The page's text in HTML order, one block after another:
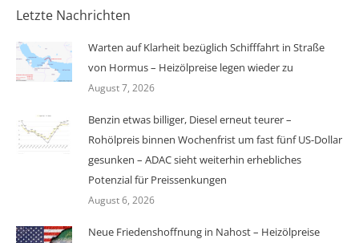
Letzte Nachrichten
Warten auf Klarheit bezüglich Schifffahrt in Straße
von Hormus – Heizölpreise legen wieder zu
August 7, 2026
Benzin etwas billiger, Diesel erneut teurer –
Rohölpreis binnen Wochenfrist um fast fünf US-Dollar
gesunken – ADAC sieht weiterhin erhebliches
Potenzial für Preissenkungen
August 6, 2026
Neue Friedenshoffnung in Nahost – Heizölpreise